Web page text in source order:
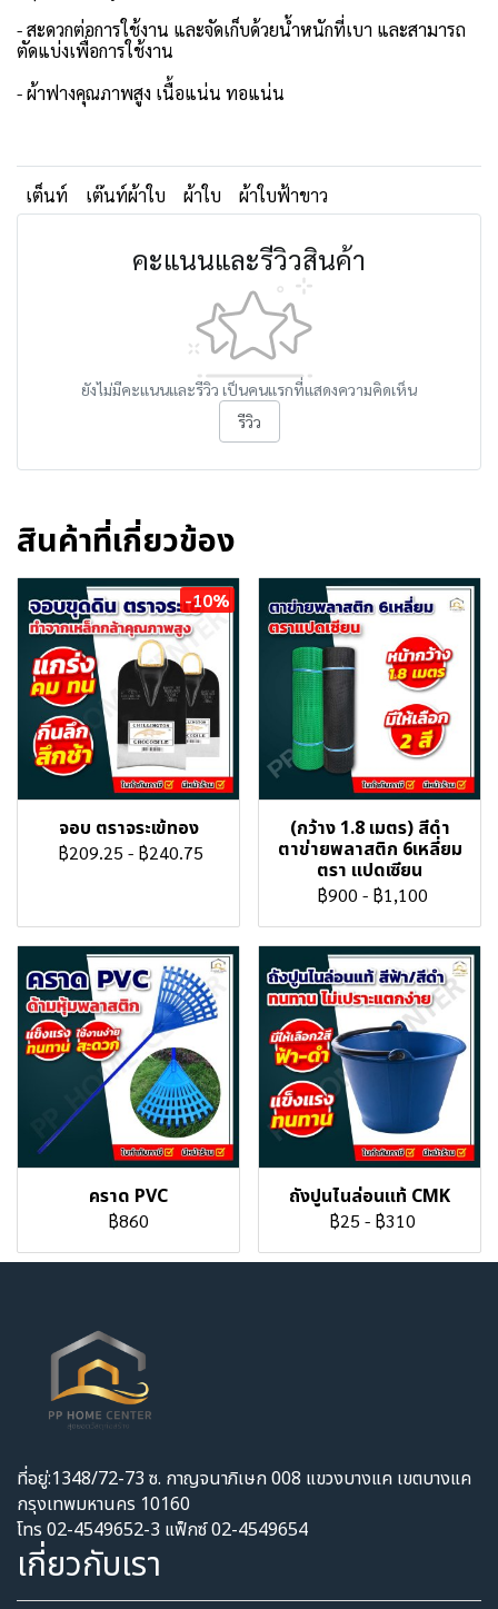
- สะดวกต่อการใช้งาน และจัดเก็บด้วยน้ำหนักที่เบา และสามารถ
ตัดแบ่งเพื่อการใช้งาน
- ผ้าฟางคุณภาพสูง เนื้อแน่น ทอแน่น
เต็นท์ เต๊นท์ผ้าใบ ผ้าใบ ผ้าใบฟ้าขาว
คะแนนและรีวิวสินค้า
ยังไม่มีคะแนนและรีวิว เป็นคนแรกที่แสดงความคิดเห็น
รีวิว
สินค้าที่เกี่ยวข้อง
-10%
จอบ ตราจระเข้ทอง
฿209.25 - ฿240.75
(กว้าง 1.8 เมตร) สีดำ
ตาข่ายพลาสติก 6เหลี่ยม
ตรา แปดเซียน
฿900 - ฿1,100
คราด PVC
฿860
ถังปูนไนล่อนแท้ CMK
฿25 - ฿310
ที่อยู่:1348/72-73 ซ. กาญจนาภิเษก 008 แขวงบางแค เขตบางแค
กรุงเทพมหานคร 10160
โทร 02-4549652-3 แฟ็กซ์ 02-4549654
เกี่ยวกับเรา